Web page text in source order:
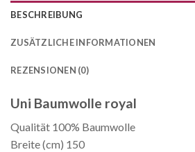
BESCHREIBUNG
ZUSÄTZLICHE INFORMATIONEN
REZENSIONEN (0)
Uni Baumwolle royal
Qualität 100% Baumwolle
Breite (cm) 150